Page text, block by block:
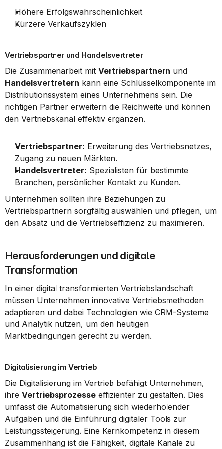
Höhere Erfolgswahrscheinlichkeit
Kürzere Verkaufszyklen
Vertriebspartner und Handelsvertreter
Die Zusammenarbeit mit Vertriebspartnern
Handelsvertretern kann eine Schlüsselkomponente im
Distributionssystem eines Unternehmens sein. Die
richtigen Partner erweitern die Reichweite und können
den Vertriebskanal effektiv ergänzen.
Vertriebspartner: Erweiterung des Vertriebsnetzes,
Zugang zu neuen Märkten.
Handelsvertreter: Spezialisten für bestimmte
Branchen, persönlicher Kontakt zu Kunden.
Unternehmen sollten ihre Beziehungen zu
Vertriebspartnern sorgfältig auswählen und pflegen, um
den Absatz und die Vertriebseffizienz zu maximieren.
Herausforderungen und digitale
Transformation
In einer digital transformierten Vertriebslandschaft
müssen Unternehmen innovative Vertriebsmethoden
adaptieren und dabei Technologien wie CRM-Systeme
und Analytik nutzen, um den heutigen
Marktbedingungen gerecht zu werden.
Digitalisierung im Vertrieb
Die Digitalisierung im Vertrieb befähigt Unternehmen,
ihre Vertriebsprozesse effizienter zu gestalten. Dies
umfasst die Automatisierung sich wiederholender
Aufgaben und die Einführung digitaler Tools zur
Leistungssteigerung. Eine Kernkompetenz in diesem
Zusammenhang ist die Fähigkeit, digitale Kanäle zu